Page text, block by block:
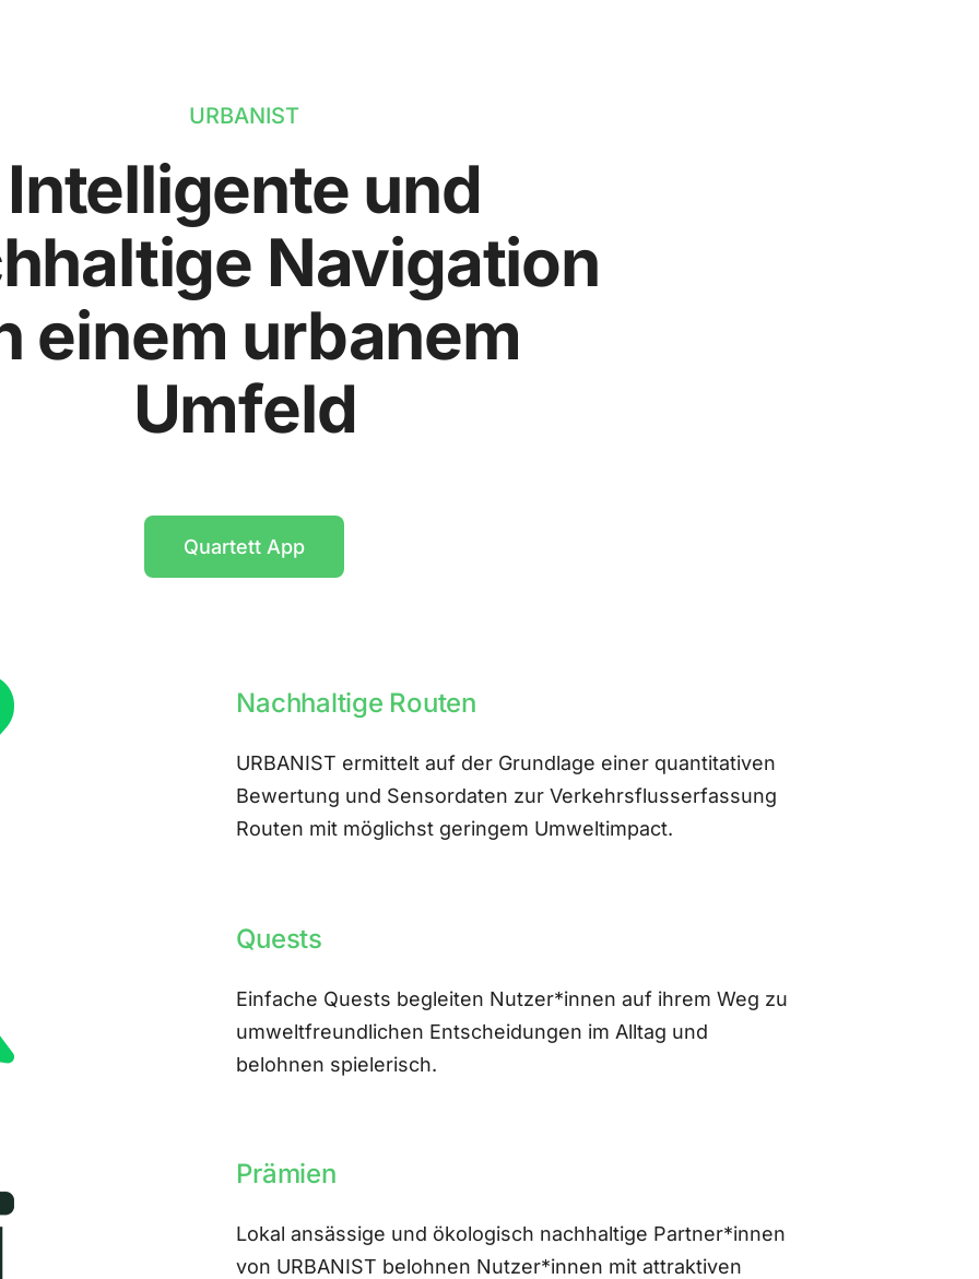
URBANIST
Intelligente und
Navigation
einem urbanem
Umfeld
Quartett App
Nachhaltige Routen
URBANIST ermittelt auf der Grundlage einer quantitativen
Bewertung und Sensordaten zur Verkehrsflusserfassung
Routen mit möglichst geringem Umweltimpact.
Quests
Einfache Quests begleiten Nutzer*innen auf ihrem Weg zu
umweltfreundlichen Entscheidungen im Alltag und
belohnen spielerisch.
Prämien
Lokal ansässige und ökologisch nachhaltige Partner*innen
von URBANIST belohnen Nutzer*innen mit attraktiven